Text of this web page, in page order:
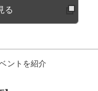
る
ントを紹介